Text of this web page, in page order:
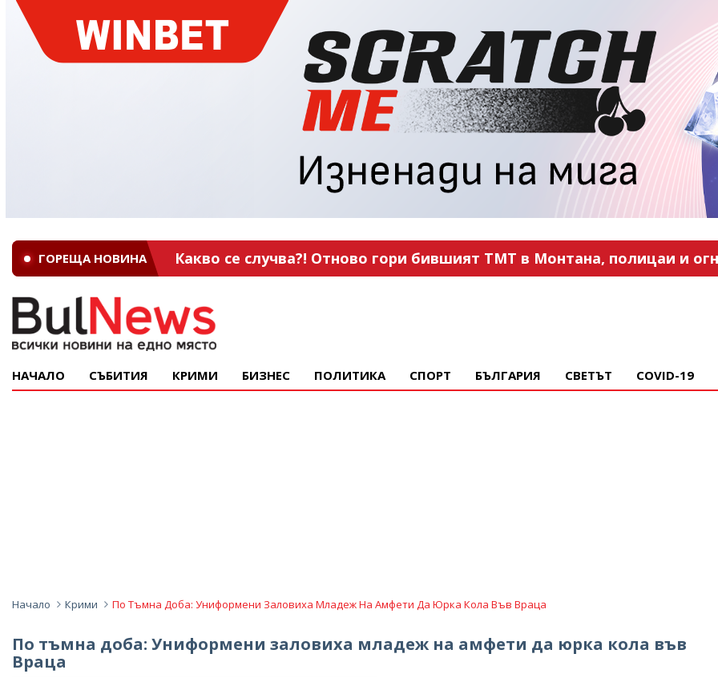
ГОРЕЩА НОВИНА Какво се случва?! Отново гори бившият ТМТ в Монтана, полицаи и
НАЧАЛО СЪБИТИЯ КРИМИ БИЗНЕС ПОЛИТИКА СПОРТ БЪЛГАРИЯ СВЕТЪТ COVID-19
Начало Крими По Тъмна Доба: Униформени Заловиха Младеж На Амфети Да Юрка Кола Във Враца
По тъмна доба: Униформени заловиха младеж на амфети да юрка кола във
Враца